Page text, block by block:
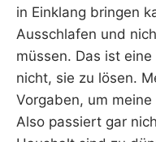
in Einklang bringen
Ausschlafen und
müssen. Das ist
nicht, sie zu lösen.
Vorgaben, um
Also passiert gar